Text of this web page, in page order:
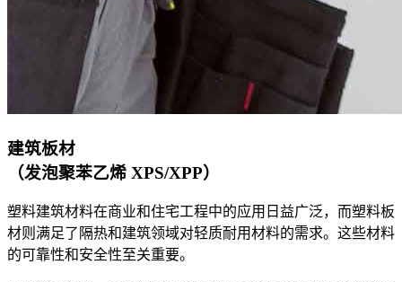
建筑板材
（发泡聚苯乙烯 XPS/XPP）
塑料建筑材料在商业和住宅工程中的应用日益广泛，而塑料板
材则满足了隔热和建筑领域对轻质耐用材料的需求。这些材料
的可靠性和安全性至关重要。